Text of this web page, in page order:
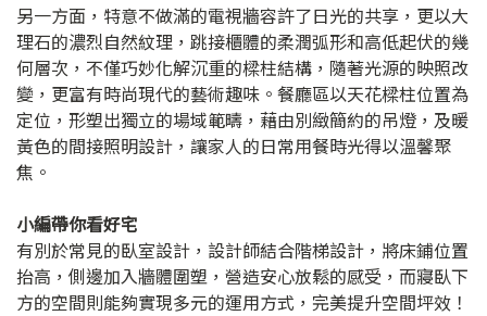
另一方面，特意不做滿的電視牆容許了日光的共享，更以大
理石的濃烈自然紋理，跳接櫃體的柔潤弧形和高低起伏的幾
何層次，不僅巧妙化解沉重的樑柱結構，隨著光源的映照改
變，更富有時尚現代的藝術趣味。餐廳區以天花樑柱位置為
定位，形塑出獨立的場域範疇，藉由別緻簡約的吊燈，及暖
黃色的間接照明設計，讓家人的日常用餐時光得以溫馨聚
焦。
小編帶你看好宅
有別於常見的臥室設計，設計師結合階梯設計，將床鋪位置
抬高，側邊加入牆體圍塑，營造安心放鬆的感受，而寢臥下
方的空間則能夠實現多元的運用方式，完美提升空間坪效！